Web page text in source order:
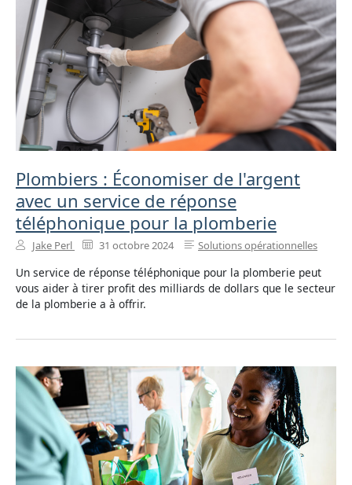
Plombiers : Économiser de l'argent
avec un service de réponse
téléphonique pour la plomberie
Jake Perl 31 octobre 2024 Solutions opérationnelles
Un service de réponse téléphonique pour la plomberie peut
vous aider à tirer profit des milliards de dollars que le secteur
de la plomberie a à offrir.